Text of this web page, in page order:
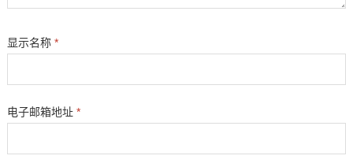
显示名称 *
电子邮箱地址 *